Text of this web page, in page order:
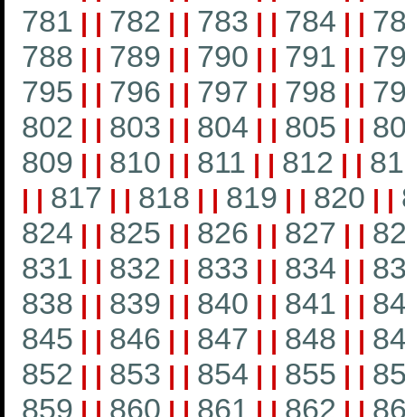
781 | | 782 | | 783 | | 784 | |
788 | | 789 | | 790 | | 791 | |
795 | | 796 | | 797 | | 798 | |
802 | | 803 | | 804 | | 805 | |
809 | | 810 | | 811 | | 812 | |
| | 817 | | 818 | | 819 | | 820 | |
824 | | 825 | | 826 | | 827 | |
831 | | 832 | | 833 | | 834 | |
838 | | 839 | | 840 | | 841 | |
845 | | 846 | | 847 | | 848 | |
852 | | 853 | | 854 | | 855 | |
859 | | 860 | | 861 | | 862 | |